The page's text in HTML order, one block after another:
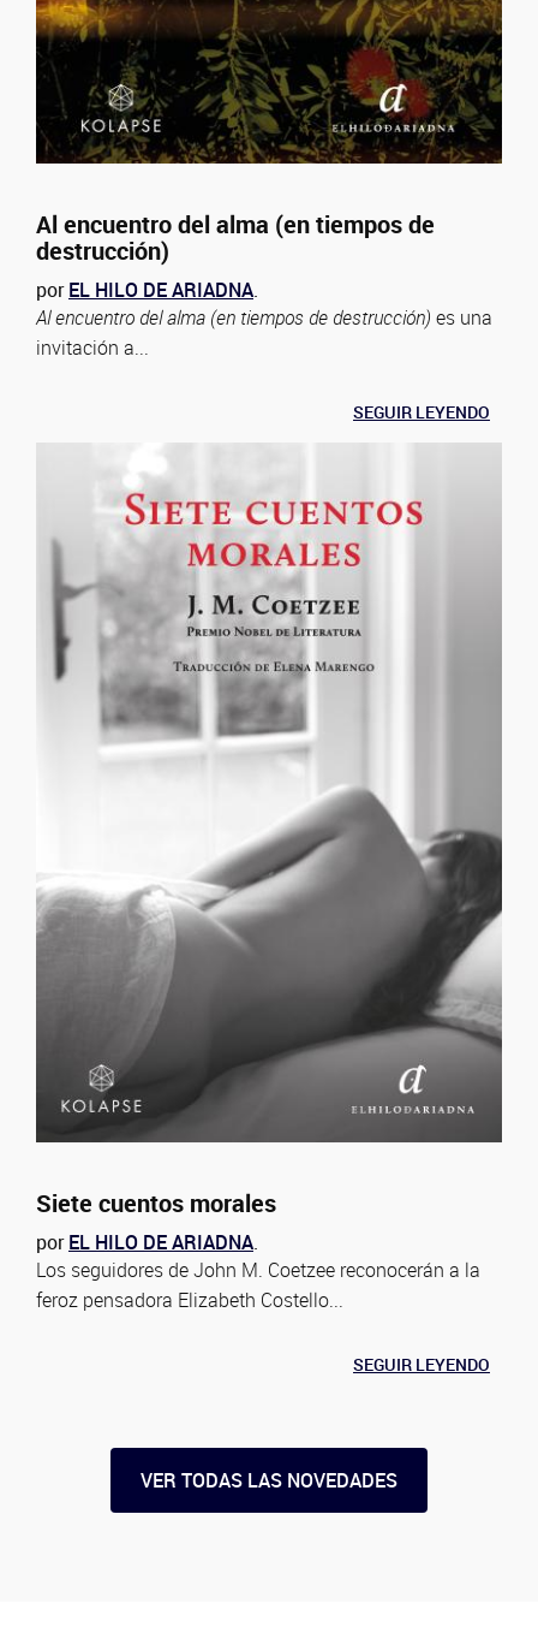
Al encuentro del alma (en tiempos de
destrucción)
porEL HILO DE ARIADNA.
Al encuentro del alma (en tiempos de destrucción) es una
invitación a...
SEGUIR LEYENDO
Siete cuentos morales
porEL HILO DE ARIADNA.
Los seguidores de John M. Coetzee reconocerán a la
feroz pensadora Elizabeth Costello...
SEGUIR LEYENDO
VER TODAS LAS NOVEDADES